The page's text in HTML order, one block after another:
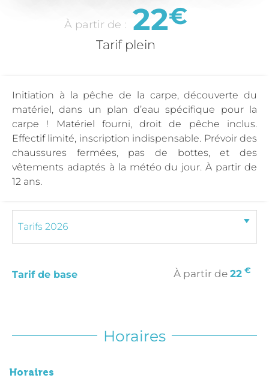
À partir de : 22€
Tarif plein
Initiation à la pêche de la carpe, découverte du
matériel, dans un plan d’eau spécifique pour la
carpe ! Matériel fourni, droit de pêche inclus.
Effectif limité, inscription indispensable. Prévoir des
chaussures fermées, pas de bottes, et des
vêtements adaptés à la météo du jour. À partir de
12 ans.
Tarif de base À partir de 22 €
Horaires
Horaires